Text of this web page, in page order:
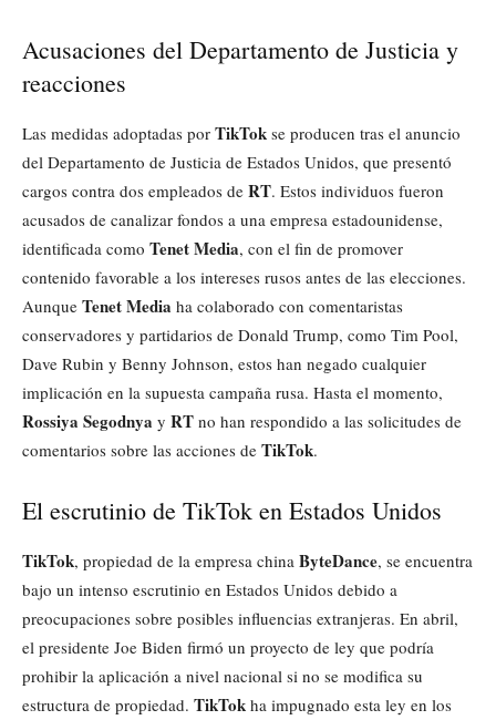
Acusaciones del Departamento de Justicia y
reacciones
Las medidas adoptadas por TikTok se producen tras el anuncio
del Departamento de Justicia de Estados Unidos, que presentó
cargos contra dos empleados de RT. Estos individuos fueron
acusados de canalizar fondos a una empresa estadounidense,
identificada como Tenet Media, con el fin de promover
contenido favorable a los intereses rusos antes de las elecciones.
Aunque Tenet Media ha colaborado con comentaristas
conservadores y partidarios de Donald Trump, como Tim Pool,
Dave Rubin y Benny Johnson, estos han negado cualquier
implicación en la supuesta campaña rusa. Hasta el momento,
Rossiya Segodnya y RT no han respondido a las solicitudes de
comentarios sobre las acciones de TikTok.
El escrutinio de TikTok en Estados Unidos
TikTok, propiedad de la empresa china ByteDance, se encuentra
bajo un intenso escrutinio en Estados Unidos debido a
preocupaciones sobre posibles influencias extranjeras. En abril,
el presidente Joe Biden firmó un proyecto de ley que podría
prohibir la aplicación a nivel nacional si no se modifica su
estructura de propiedad. TikTok ha impugnado esta ley en los